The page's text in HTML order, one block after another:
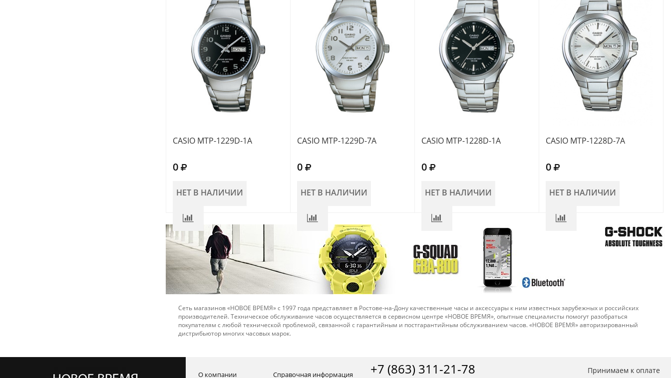
CASIO MTP-1229D-1A
0
НЕТ В НАЛИЧИИ
CASIO MTP-1229D-7A
0
НЕТ В НАЛИЧИИ
CASIO MTP-1228D-1A
0
НЕТ В НАЛИЧИИ
CASIO MTP-1228D-7A
0
НЕТ В НАЛИЧИИ
Сеть магазинов «НОВОЕ ВРЕМЯ» с 1997 года представляет в Ростове-на-Дону качественные часы и аксессуары к ним известных зарубежных и российских
производителей. Техническое обслуживание часов осуществляется в сервисном центре «НОВОЕ ВРЕМЯ», опытные специалисты помогут разобраться
покупателям с любой технической проблемой, связанной с гарантийным и постгарантийным обслуживанием часов. «НОВОЕ ВРЕМЯ» авторизированный
дистрибьютор многих часовых марок.
О компании Справочная информация +7 (863) 311-21-78 Принимаем к оплате